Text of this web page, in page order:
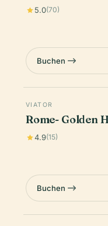
5.0(70)
Buchen
VIATOR
Rome- Golden
4.9(15)
Buchen